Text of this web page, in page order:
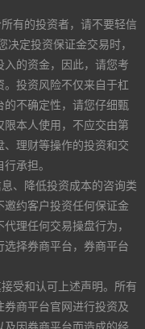
有的投资者，请不要轻信
定投资保证金交易时，
的资金，因此，请您考
投资风险不仅来自于杠
不确定性，请您仔细甄
本人使用，不应交由第
理财等操作的投资和交
承担。
、降低投资成本的咨询类
约客户投资任何保证金
理任何交易操盘行为，
择券商平台，券商平台
受和认可上述声明。所有
商平台官网进行投资及
因券商平台而造成的经